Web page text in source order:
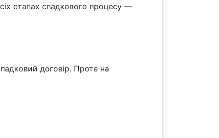
етапах спадкового процесу —
договір. Проте на